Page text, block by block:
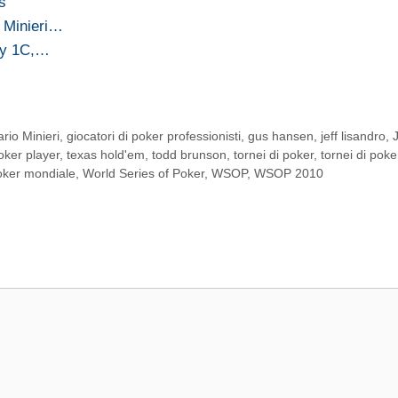
Minieri…
1C,…
Minieri,giocatori di poker professionisti,gus hansen, jeff lisandro,
player, texas hold'em, todd brunson, tornei di poker, tornei di
mondiale, World Series of Poker, WSOP, WSOP 2010